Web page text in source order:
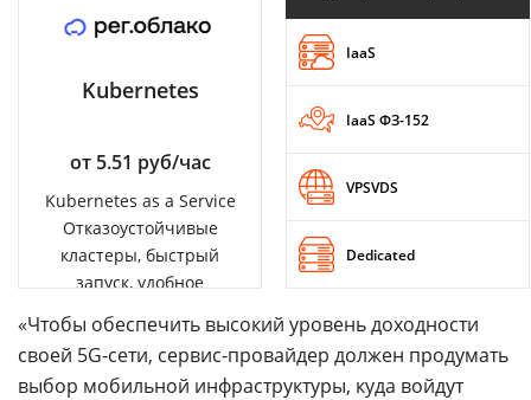
Kubernetes
от 5.51 руб/час
Kubernetes as a Service
Отказоустойчивые
кластеры, быстрый
запуск, удобное
IaaS
IaaS ФЗ-152
VPSVDS
Dedicated
«Чтобы обеспечить высокий уровень доходности
своей 5G-сети, сервис-провайдер должен продумать
выбор мобильной инфраструктуры, куда войдут